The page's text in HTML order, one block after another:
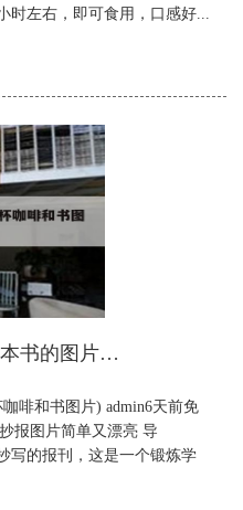
时左右，即可食用，口感好...
一杯咖啡一本书的图片大全(一杯咖啡和书图片)
啡和书图片) admin6天前免
报图片简单又漂亮 导
写的报刊，这是一个锻炼学